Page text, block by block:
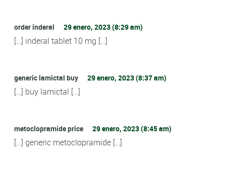
order inderal 29 enero, 2023 (8:29 am)
[…] inderal tablet 10 mg […]
generic lamictal buy 29 enero, 2023 (8:37 am)
[…] buy lamictal […]
metoclopramide price 29 enero, 2023 (8:45 am)
[…] generic metoclopramide […]